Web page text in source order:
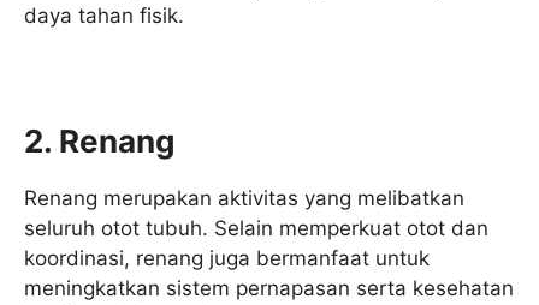
daya tahan fisik.
2. Renang
Renang merupakan aktivitas yang melibatkan
seluruh otot tubuh. Selain memperkuat otot dan
koordinasi, renang juga bermanfaat untuk
meningkatkan sistem pernapasan serta kesehatan